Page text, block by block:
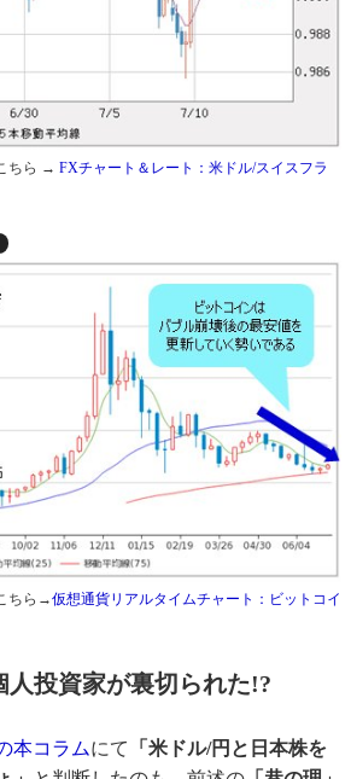
ちら → FXチャート＆レート：米ドル/スイスフラ
ちら→仮想通貨リアルタイムチャート：ビットコイ
人投資家が裏切られた!?
本コラムにて
「米ドル/円と日本株を